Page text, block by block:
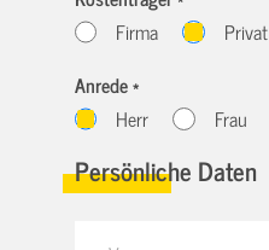
Firma
Privat
Anrede *
Herr
Frau
Persönliche Daten